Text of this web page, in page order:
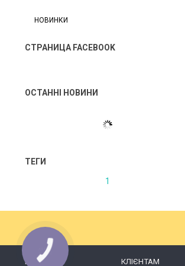
НОВИНКИ
СТРАНИЦА FACEBOOK
ОСТАННІ НОВИНИ
ТЕГИ
1
КАТАЛОГ КЛІЄНТАМ